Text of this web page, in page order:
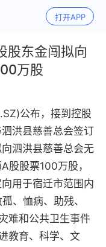
打开APP
股东金闯拟向
万股
公布， 接到控股
洪县慈善总会签订
泗洪县慈善总会无
股股票100万股，
用于宿迁市范围内
、恤病、助残、
难和公共卫生事件
教育、科学、文